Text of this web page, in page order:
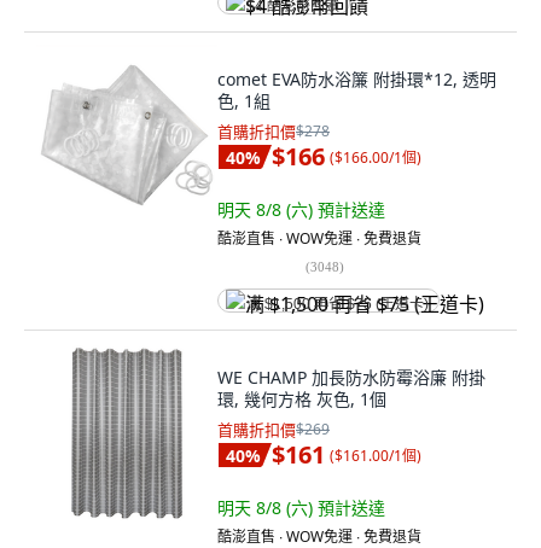
$4 酷澎幣回饋
comet EVA防水浴簾 附掛環*12, 透明
色, 1組
首購折扣價$278
40% $166 ($166.00/1個)
明天 8/8 (六) 預計送達
酷澎直售 ∙ WOW免運 ∙ 免費退貨
(3048)
满 $1,500 再省 $75 (王道卡)
WE CHAMP 加長防水防霉浴廉 附掛
環, 幾何方格 灰色, 1個
首購折扣價$269
40% $161 ($161.00/1個)
明天 8/8 (六) 預計送達
酷澎直售 ∙ WOW免運 ∙ 免費退貨